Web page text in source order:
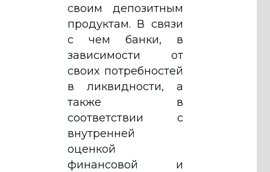
своим депозитным
продуктам. В связи
с чем банки, в
зависимости от
своих потребностей
в ликвидности, а
также в
соответствии с
внутренней
оценкой
финансовой и